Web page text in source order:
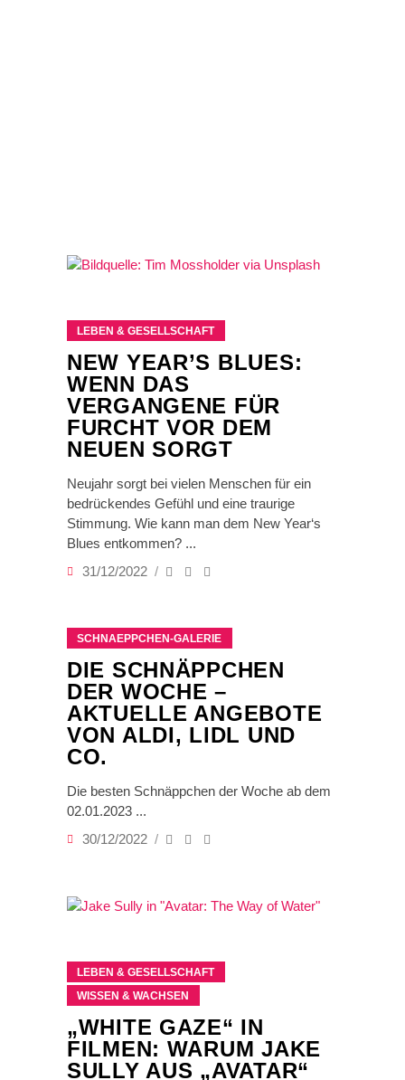
LEBEN & GESELLSCHAFT
NEW YEAR’S BLUES:
WENN DAS
VERGANGENE FÜR
FURCHT VOR DEM
NEUEN SORGT
Neujahr sorgt bei vielen Menschen für ein
bedrückendes Gefühl und eine traurige
Stimmung. Wie kann man dem New Year‘s
Blues entkommen?
31/12/2022
SCHNAEPPCHEN-GALERIE
DIE SCHNÄPPCHEN
DER WOCHE –
AKTUELLE ANGEBOTE
VON ALDI, LIDL UND
CO.
Die besten Schnäppchen der Woche ab dem
02.01.2023
30/12/2022
LEBEN & GESELLSCHAFT
WISSEN & WACHSEN
„WHITE GAZE“ IN
FILMEN: WARUM JAKE
SULLY AUS „AVATAR“